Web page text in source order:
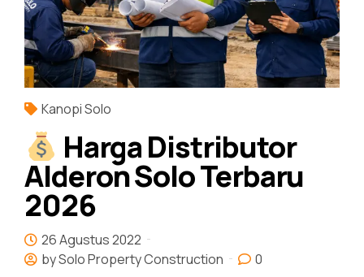
Kanopi Solo
Harga Distributor
Alderon Solo Terbaru
2026
26 Agustus 2022
by Solo Property Construction
0